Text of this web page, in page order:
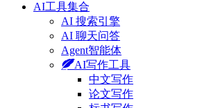
AI工具集合
AI 搜索引擎
AI 聊天问答
Agent智能体
AI写作工具
中文写作
论文写作